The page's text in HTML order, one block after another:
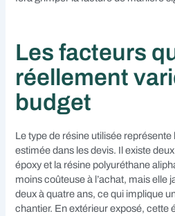
Les facteurs
réellement
budget
Le type de résine utilisée représente
estimée dans les devis. Il existe
époxy et la résine polyuréthane
moins coûteuse à l’achat, mais elle
deux à quatre ans, ce qui implique
chantier. En extérieur exposé, cette